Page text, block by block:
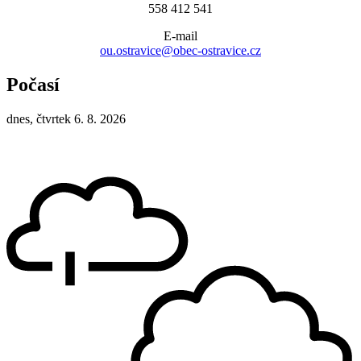
558 412 541
E-mail
ou.ostravice@obec-ostravice.cz
Počasí
dnes, čtvrtek 6. 8. 2026